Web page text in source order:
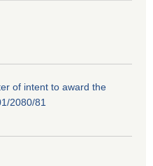
of intent to award the
2080/81